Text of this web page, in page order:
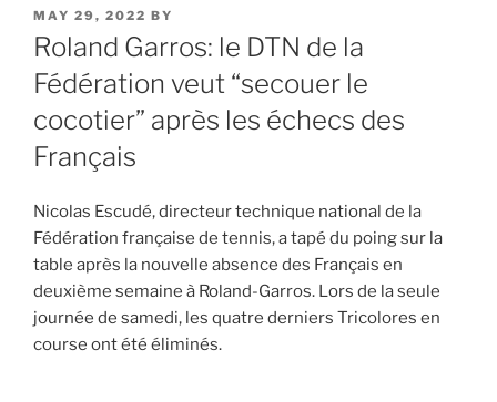
POSTED
ON
MAY 29, 2022 BY
Roland Garros: le DTN de la
Fédération veut “secouer le
cocotier” après les échecs des
Français
Nicolas Escudé, directeur technique national de la
Fédération française de tennis, a tapé du poing sur la
table après la nouvelle absence des Français en
deuxième semaine à Roland-Garros. Lors de la seule
journée de samedi, les quatre derniers Tricolores en
course ont été éliminés.